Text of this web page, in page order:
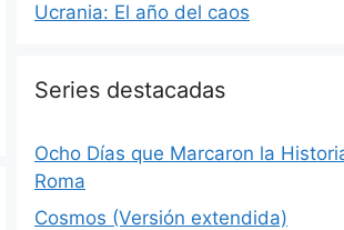
Ucrania: El año del caos
Series destacadas
Ocho Días que Marcaron la
Roma
Cosmos (Versión extendida)